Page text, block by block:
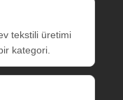
tekstili üretimi
kategori.